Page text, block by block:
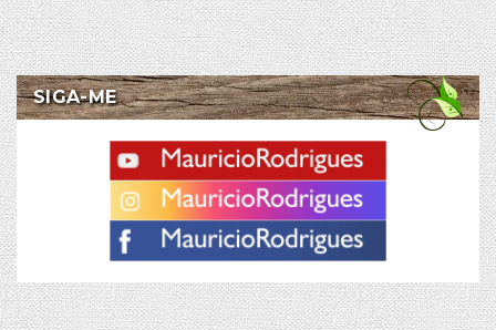
SIGA-ME